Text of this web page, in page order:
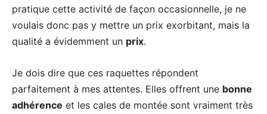
pratique cette activité de façon occasionnelle, je ne
voulais donc pas y mettre un prix exorbitant, mais la
qualité a évidemment un prix.
Je dois dire que ces raquettes répondent
parfaitement à mes attentes. Elles offrent une bonne
adhérence et les cales de montée sont vraiment très